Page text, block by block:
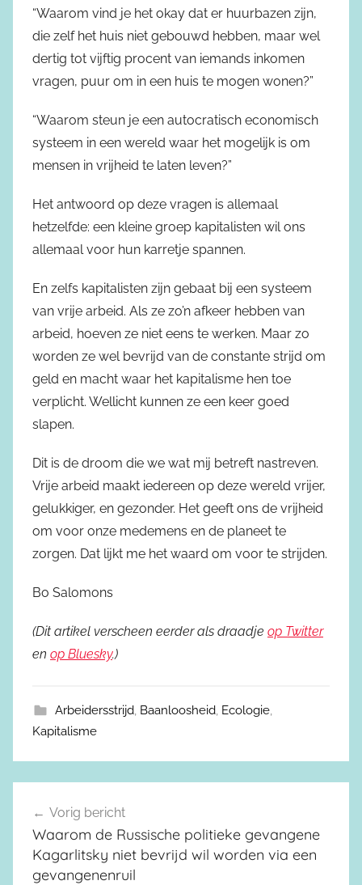
“Waarom vind je het okay dat er huurbazen zijn,
die zelf het huis niet gebouwd hebben, maar wel
dertig tot vijftig procent van iemands inkomen
vragen, puur om in een huis te mogen wonen?”
“Waarom steun je een autocratisch economisch
systeem in een wereld waar het mogelijk is om
mensen in vrijheid te laten leven?”
Het antwoord op deze vragen is allemaal
hetzelfde: een kleine groep kapitalisten wil ons
allemaal voor hun karretje spannen.
En zelfs kapitalisten zijn gebaat bij een systeem
van vrije arbeid. Als ze zo’n afkeer hebben van
arbeid, hoeven ze niet eens te werken. Maar zo
worden ze wel bevrijd van de constante strijd om
geld en macht waar het kapitalisme hen toe
verplicht. Wellicht kunnen ze een keer goed
slapen.
Dit is de droom die we wat mij betreft nastreven.
Vrije arbeid maakt iedereen op deze wereld vrijer,
gelukkiger, en gezonder. Het geeft ons de vrijheid
om voor onze medemens en de planeet te
zorgen. Dat lijkt me het waard om voor te strijden.
Bo Salomons
(Dit artikel verscheen eerder als draadje op Twitter
en op Bluesky.)
Arbeidersstrijd, Baanloosheid, Ecologie,
Kapitalisme
Berichtnavigatie
Vorig bericht
Waarom de Russische politieke gevangene
Kagarlitsky niet bevrijd wil worden via een
gevangenenruil